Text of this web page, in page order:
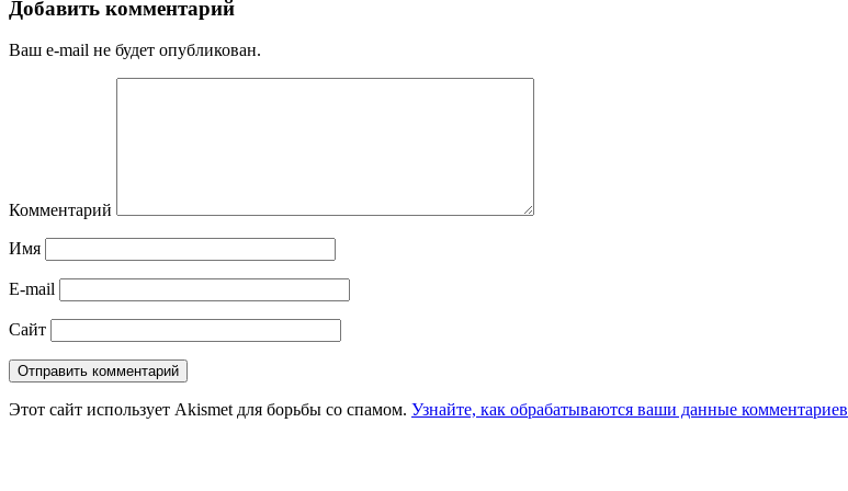
Добавить комментарий
Ваш e-mail не будет опубликован.
Комментарий
Имя
E-mail
Сайт
Этот сайт использует Akismet для борьбы со спамом. Узнайте, как обрабатываются ваши данные комментариев